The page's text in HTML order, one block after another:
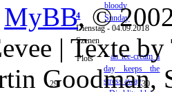
29 30
bloody
Sunday
Plots
4
Dienstag - 04.09.2018
Szenen
•an ice-cream a
day keeps the
stress away
MyBB, ©
| Texte
Goodman,